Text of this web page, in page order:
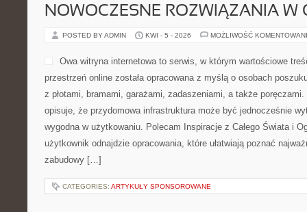
NOWOCZESNE ROZWIĄZANIA W
POSTED BY ADMIN KWI - 5 - 2026 MOŻLIWOŚĆ
Owa witryna internetowa to serwis, w którym wartościowe
przestrzeń online została opracowana z myślą o osobach
z płotami, bramami, garażami, zadaszeniami, a także
opisuje, że przydomowa infrastruktura może być jednocześnie
wygodna w użytkowaniu. Polecam Inspiracje z Całego Świata i
użytkownik odnajdzie opracowania, które ułatwiają poznać
zabudowy […]
CATEGORIES: ARTYKUŁY SPONSOROWANE